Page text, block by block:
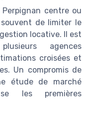
centre ou
de limiter le
locative. Il est
agences
croisées et
Un compromis de
étude de marché
les premières